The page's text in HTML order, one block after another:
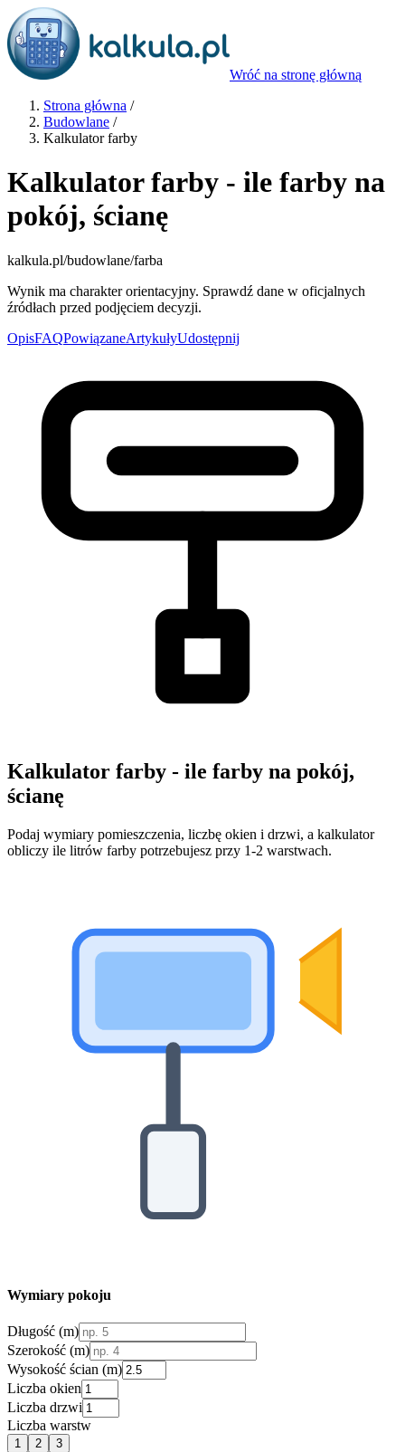
Wróć na stronę główną
Strona główna /
Budowlane /
Kalkulator farby
Kalkulator farby - ile farby na
pokój, ścianę
kalkula.pl/budowlane/farba
Wynik ma charakter orientacyjny. Sprawdź dane w oficjalnych
źródłach przed podjęciem decyzji.
OpisFAQPowiązaneArtykułyUdostępnij
Kalkulator farby - ile farby na pokój,
ścianę
Podaj wymiary pomieszczenia, liczbę okien i drzwi, a kalkulator
obliczy ile litrów farby potrzebujesz przy 1-2 warstwach.
Wymiary pokoju
Długość (m)
Szerokość (m)
Wysokość ścian (m)
Liczba okien
Liczba drzwi
Liczba warstw
1 2 3